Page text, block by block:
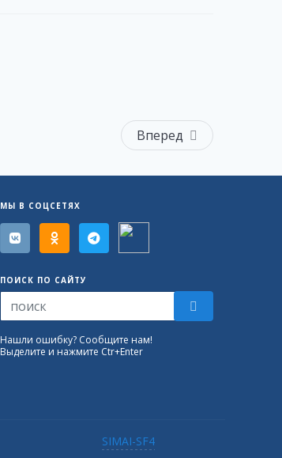
Вперед
МЫ В СОЦСЕТЯХ
ПОИСК ПО САЙТУ
Нашли ошибку? Сообщите нам!
Выделите и нажмите Ctr+Enter
SIMAI-SF4